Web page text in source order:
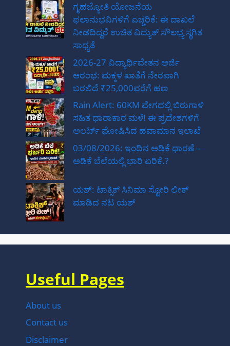
ಗೃಹಜ್ಯೋತಿ ಯೋಜನೆಯ
ಫಲಾನುಭವಿಗಳಿಗೆ ಎಚ್ಚರಿಕೆ: ಈ ದಾಖಲೆ
ನೀಡದಿದ್ದರೆ ಉಚಿತ ವಿದ್ಯುತ್ ಸೌಲಭ್ಯ ಸ್ಥಗಿತ
ಸಾಧ್ಯತೆ
2026-27 ವಿದ್ಯಾರ್ಥಿವೇತನ ಅರ್ಜಿ
ಆರಂಭ: ಮಕ್ಕಳ ಖಾತೆಗೆ ನೇರವಾಗಿ
ಬರಲಿದೆ ₹25,000ವರೆಗೆ ಹಣ
Rain Alert: 60KM ವೇಗದಲ್ಲಿ ಬಿರುಗಾಳಿ
ಸಹಿತ ಧಾರಾಕಾರ ಮಳೆ! ಈ ಪ್ರದೇಶಗಳಿಗೆ
ಅಲರ್ಟ್ ಘೋಷಿಸಿದ ಹವಾಮಾನ ಇಲಾಖೆ
03/08/2026: ಇಂದಿನ ಅಡಿಕೆ ಧಾರಣೆ –
ಅಡಿಕೆ ಬೆಲೆಯಲ್ಲಿ ಭಾರಿ ಏರಿಕೆ.?
ಯಶ್: ಟಾಕ್ಸಿಕ್ ಸಿನಿಮಾ ಸ್ಟೋರಿ ಲೀಕ್
ಮಾಡಿದ ನಟ‌ ಯಶ್
Useful Pages
About us
Contact us
Disclaimer